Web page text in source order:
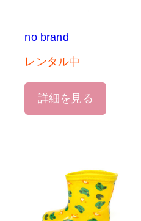
no brand
レンタル中
詳細を見る